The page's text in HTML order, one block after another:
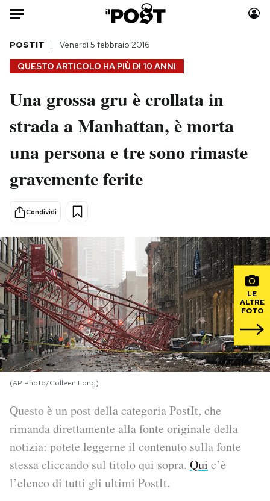
Auto
HOME
Italia
Politica
Tecnologia
Scienza
Cultura
Economia
Sport
Moda
Consumismi
Storie/Idee
Mondiali calcio 2026
PODCAST
NEWSLETTER
I MIEI PREFERITI
SHOP
CALENDARIO
AREA PERSONALE
QUESTO ARTICOLO HA PIÙ DI 10 ANNI
POSTIT Venerdì 5 febbraio 2016
Una grossa gru è crollata in
strada a Manhattan, è morta
una persona e tre sono rimaste
gravemente ferite
Condividi
LE
ALTRE
FOTO
(AP Photo/Colleen Long)
Questo è un post della categoria PostIt, che
rimanda direttamente alla fonte originale della
notizia: potete leggerne il contenuto sulla fonte
stessa cliccando sul titolo qui sopra. Qui c’è
l’elenco di tutti gli ultimi PostIt.